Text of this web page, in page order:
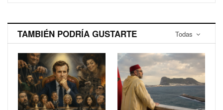
Todas
TAMBIÉN PODRÍA GUSTARTE